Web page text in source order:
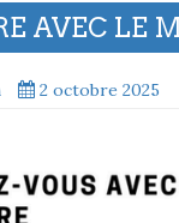
AVEC LE
2 octobre 2025